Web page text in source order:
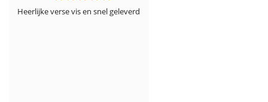
Heerlijke verse vis en snel geleverd